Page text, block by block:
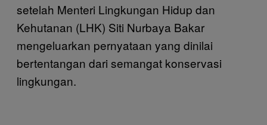
setelah Menteri Lingkungan Hidup dan
Kehutanan (LHK) Siti Nurbaya Bakar
mengeluarkan pernyataan yang dinilai
bertentangan dari semangat konservasi
lingkungan.